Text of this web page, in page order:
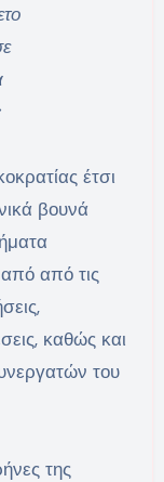
έτσι
βουνά
από από τις
καθώς και
του
της